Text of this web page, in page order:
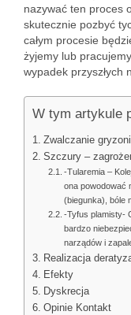
nazywać ten proces
skutecznie pozbyć
całym procesie
żyjemy lub
wypadek przyszłych
W tym artykule
Zwalczanie gryzoni
Szczury –
-Tularemia –
ona powodować
(biegunka), bóle
-Tyfus plamisty-
bardzo
narządów i
Realizacja
Efekty
Dyskrecja
Opinie Kontakt